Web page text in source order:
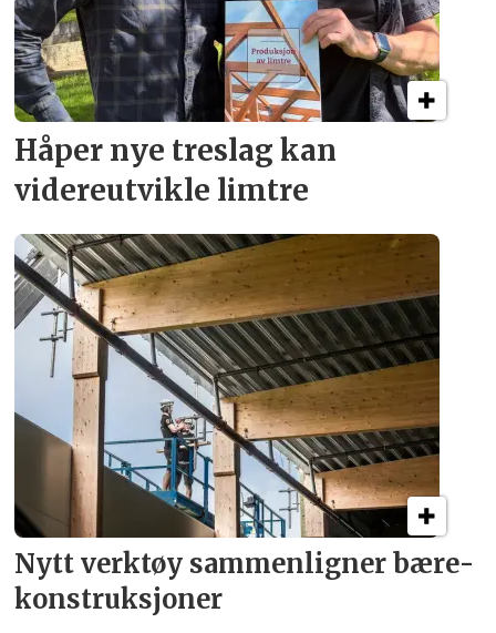
Håper nye treslag kan
videreutvikle limtre
Nytt verktøy sammenligner bære­
konstruksjoner